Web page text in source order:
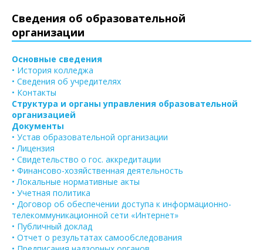
Сведения об образовательной
организации
Основные сведения
• История колледжа
• Сведения об учредителях
• Контакты
Структура и органы управления образовательной
организацией
Документы
• Устав образовательной организации
• Лицензия
• Свидетельство о гос. аккредитации
• Финансово-хозяйственная деятельность
• Локальные нормативные акты
• Учетная политика
• Договор об обеспечении доступа к информационно-
телекоммуникационной сети «Интернет»
• Публичный доклад
• Отчет о результатах самообследования